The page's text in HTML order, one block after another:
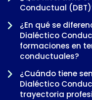
Conductual
¿En qué se
Dialéctico
formaciones en
conductuales?
¿Cuándo tiene
Dialéctico
trayectoria